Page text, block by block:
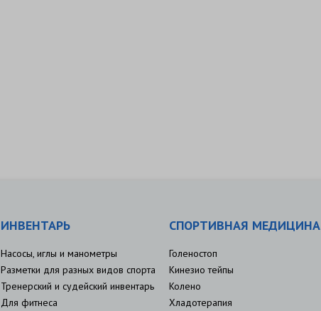
ИНВЕНТАРЬ
Насосы, иглы и манометры
Разметки для разных видов спорта
Тренерский и судейский инвентарь
Для фитнеса
СПОРТИВНАЯ МЕДИЦИНА
Голеностоп
Кинезио тейпы
Колено
Хладотерапия